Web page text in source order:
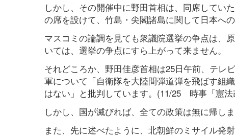
しかし、その開催中に野田首相は、同席してい
の席を設けて、竹島・尖閣諸島に関して日本へ
マスコミの論調を見ても衆議院選挙の争点は、
いては、選挙の争点にすら上がって来ません。
それどころか、野田佳彦首相は25日午前、テレ
軍について「自衛隊を大陸間弾道弾を飛ばす組
はない」と批判しています。(11/25 時事「憲
しかし、国が滅びれば、全ての政策は無に帰しま
また、先に述べたように、北朝鮮のミサイル発